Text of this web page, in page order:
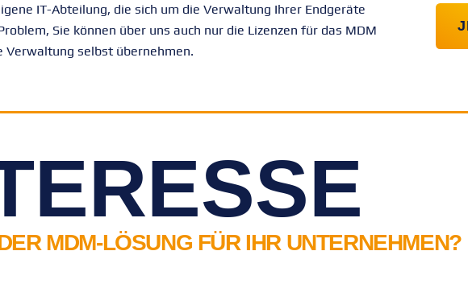
IT-Abteilung, die sich um die Verwaltung Ihrer Endgeräte
Sie können über uns auch nur die Lizenzen für das MDM
Verwaltung selbst übernehmen.
MDM-LÖSUNG FÜR IHR UNTERNEHMEN?